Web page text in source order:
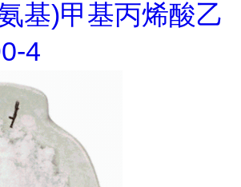
基)甲基丙烯酸乙
4